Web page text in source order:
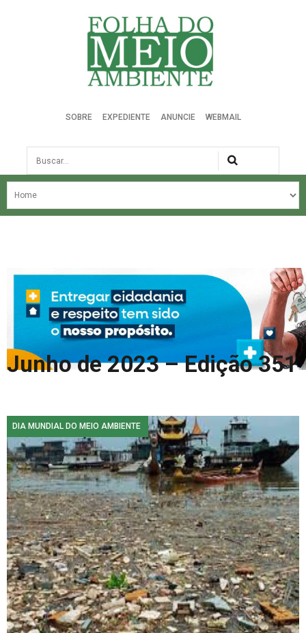
Folha do Meio Ambiente
SOBRE EXPEDIENTE ANUNCIE WEBMAIL
Busca
NOSSA HISTÓRIA
EDIÇÕES ANTERIORES
COLUNA DO MEIO
FALE CONOSCO
Junho de 2023 – Edição 351
DIA MUNDIAL DO MEIO AMBIENTE